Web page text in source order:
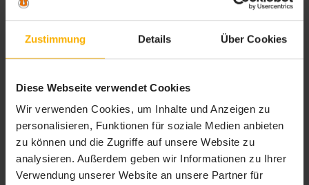
Zustimmung Details Über Cookies
Diese Webseite verwendet Cookies
Wir verwenden Cookies, um Inhalte und Anzeigen zu
personalisieren, Funktionen für soziale Medien anbieten
zu können und die Zugriffe auf unsere Website zu
analysieren. Außerdem geben wir Informationen zu Ihrer
Verwendung unserer Website an unsere Partner für
Winterurlaub ohne Schnee
Winterurlaub gebucht, aber der Schnee bleibt aus? Welche Alternativen
gibt es in den Skigebieten und Rechte habe ich, wenn der Schnee
ausbleibt.